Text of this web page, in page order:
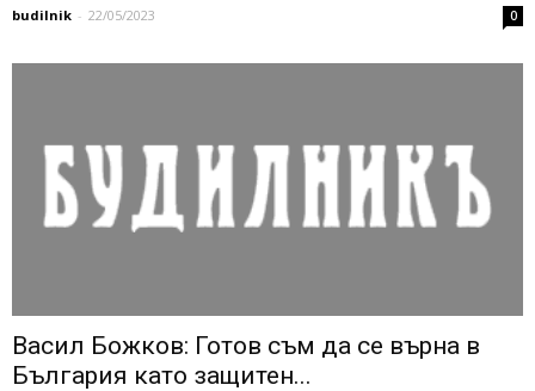
budilnik - 22/05/2023 0
Васил Божков: Готов съм да се върна в
България като защитен...